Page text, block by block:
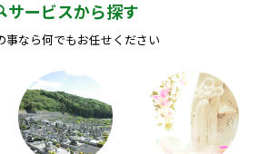
サービスから探す
事なら何でもお任せください